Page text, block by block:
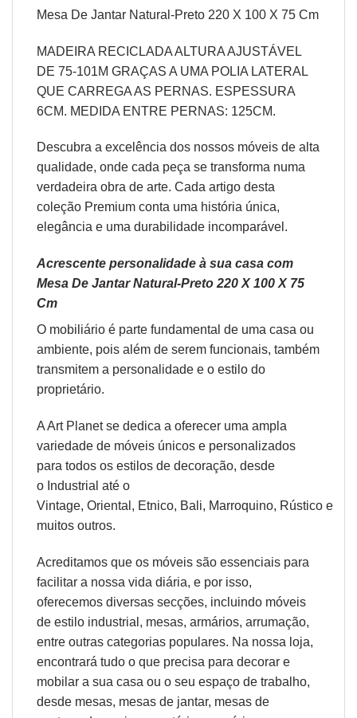
Mesa De Jantar Natural-Preto 220 X 100 X 75 Cm
MADEIRA RECICLADA ALTURA AJUSTÁVEL
DE 75-101M GRAÇAS A UMA POLIA LATERAL
QUE CARREGA AS PERNAS. ESPESSURA
6CM. MEDIDA ENTRE PERNAS: 125CM.
Descubra a excelência dos nossos móveis de alta
qualidade, onde cada peça se transforma numa
verdadeira obra de arte. Cada artigo desta
coleção Premium conta uma história única,
elegância e uma durabilidade incomparável.
Acrescente personalidade à sua casa com
Mesa De Jantar Natural-Preto 220 X 100 X 75
Cm
O mobiliário é parte fundamental de uma casa ou
ambiente, pois além de serem funcionais, também
transmitem a personalidade e o estilo do
proprietário.
A Art Planet se dedica a oferecer uma ampla
variedade de móveis únicos e personalizados
para todos os estilos de decoração, desde
o Industrial até o
Vintage, Oriental , Etnico, Bali, Marroquino, Rústico e
muitos outros.
Acreditamos que os móveis são essenciais para
facilitar a nossa vida diária, e por isso,
oferecemos diversas secções, incluindo móveis
de estilo industrial, mesas, armários, arrumação,
entre outras categorias populares. Na nossa loja,
encontrará tudo o que precisa para decorar e
mobilar a sua casa ou o seu espaço de trabalho,
desde mesas, mesas de jantar, mesas de